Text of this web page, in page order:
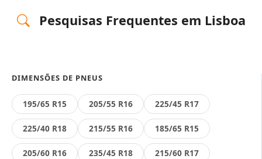
Pesquisas Frequentes em Lisboa
DIMENSÕES DE PNEUS
195/65 R15 205/55 R16 225/45 R17
225/40 R18 215/55 R16 185/65 R15
205/60 R16 235/45 R18 215/60 R17